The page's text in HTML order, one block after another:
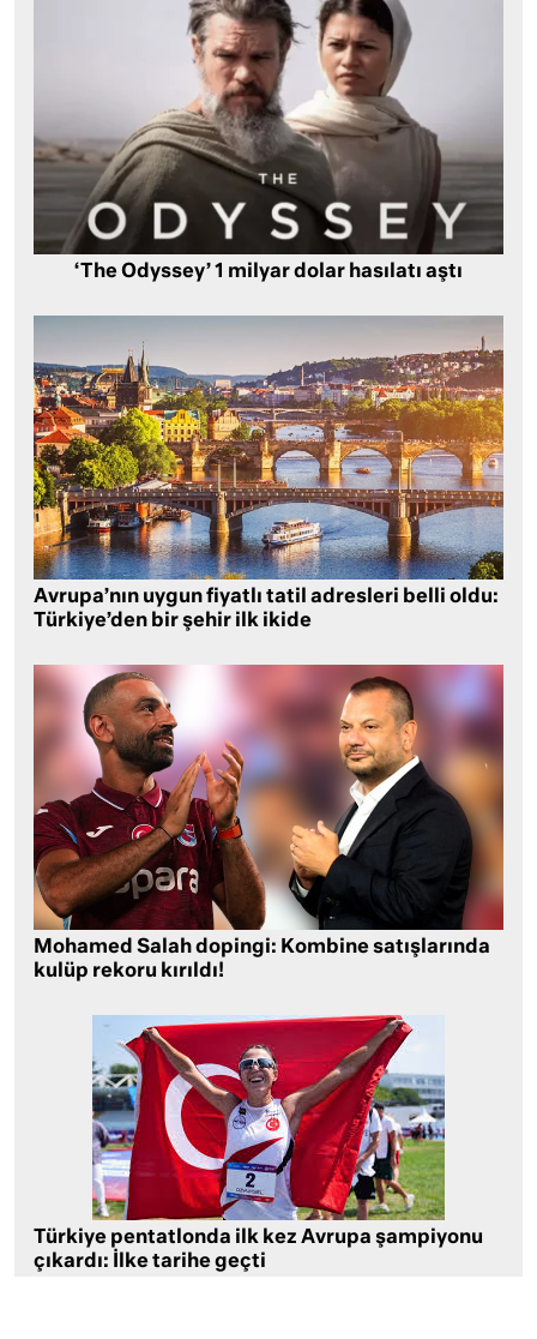
‘The Odyssey’ 1 milyar dolar hasılatı aştı
Avrupa’nın uygun fiyatlı tatil adresleri belli oldu:
Türkiye’den bir şehir ilk ikide
Mohamed Salah dopingi: Kombine satışlarında
kulüp rekoru kırıldı!
Türkiye pentatlonda ilk kez Avrupa şampiyonu
çıkardı: İlke tarihe geçti